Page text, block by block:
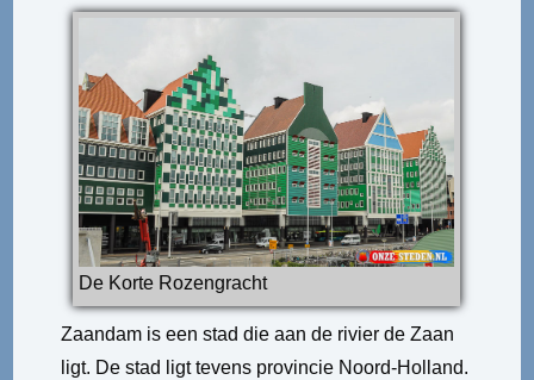
De Korte Rozengracht
Zaandam is een stad die aan de rivier de Zaan
ligt. De stad ligt tevens provincie Noord-Holland.